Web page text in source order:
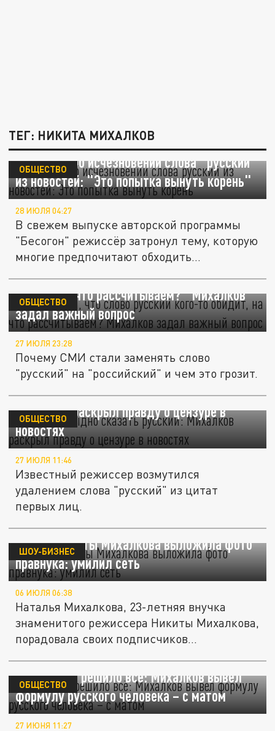
ТЕГ: НИКИТА МИХАЛКОВ
Михалков об исчезновении слова "русский"
из новостей: "Это попытка вынуть корень"
ОБЩЕСТВО
28 ИЮЛЯ 04:27
В свежем выпуске авторской программы
"Бесогон" режиссёр затронул тему, которую
многие предпочитают обходить...
"Если боимся, что слово "русский" кого-то
обидит, на что рассчитываем?" Михалков
задал важный вопрос
ОБЩЕСТВО
27 ИЮЛЯ 23:28
Почему СМИ стали заменять слово
"русский" на "российский" и чем это грозит.
Нам уже стыдно сказать "русский":
Михалков раскрыл правду о цензуре в
новостях
ОБЩЕСТВО
27 ИЮЛЯ 11:46
Известный режиссер возмутился
удалением слова "русский" из цитат
первых лиц.
Внучка Никиты Михалкова выложила фото
правнука: умилил сеть
ШОУ-БИЗНЕС
06 ИЮЛЯ 06:38
Наталья Михалкова, 23-летняя внучка
знаменитого режиссера Никиты Михалкова,
порадовала своих подписчиков...
Одно слово решило всё: Михалков вывел
формулу русского человека – с матом
ОБЩЕСТВО
27 ИЮНЯ 11:27